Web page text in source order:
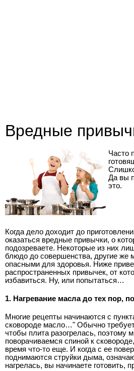
Вредные
Часто
Да вы
это.
Когда дело доходит до
оказаться вредные привычки, о
подозреваете. Некоторые из них
блюдо до совершенства, другие же
опасными для здоровья. Ниже
распространенных привычек, от
избавиться. Ну, или попытаться…
1. Нагревание масла до тех пор,
Многие рецепты начинаются с
сковороде масло…" Обычно
чтобы плита разогрелась, поэтому
поворачиваемся спиной к
время что-то еще. И когда с ее
поднимаются струйки дыма,
нагрелась, вы начинаете готовить,